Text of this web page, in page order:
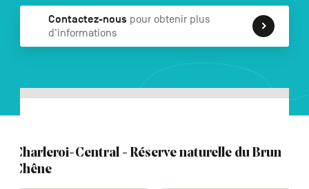
Contactez-nous pour obtenir plus
d'informations
Charleroi-Central - Réserve naturelle du Brun
Chêne